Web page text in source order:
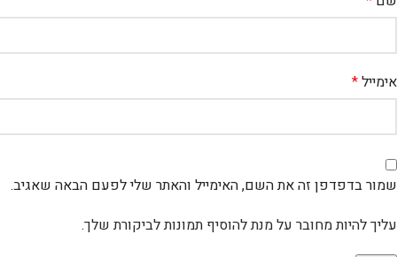
אימייל*
שמור בדפדפן זה את השם, האימייל והאתר שלי לפעם הבאה שאגיב.
עליך להיות מחובר על מנת להוסיף תמונות לביקורת שלך.